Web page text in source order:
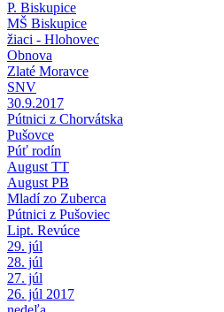
P. Biskupice
MŠ Biskupice
žiaci - Hlohovec
Obnova
Zlaté Moravce
SNV
30.9.2017
Pútnici z Chorvátska
Pušovce
Púť rodín
August TT
August PB
Mladí zo Zuberca
Pútnici z Pušoviec
Lipt. Revúce
29. júl
28. júl
27. júl
26. júl 2017